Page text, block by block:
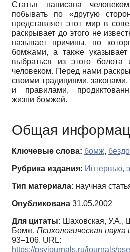
Статья написана
побывать по «другую
представляет этот мир в
раскрывает до этого не
называет причины, по
бомжами, а также
выбраться из этого болота
человеком. Перед нами
своими традициями,
и правилами,
жизни бомжей.
Общая
Ключевые слова: бомж,
Рубрика издания: Интервью,
Тип материала: научная
Опубликована 31.05.2002
Для цитаты: Шаховская, У.А.,
Бомж. Психологическая наука
93–106. URL:
https://psyjournals.ru/journals/